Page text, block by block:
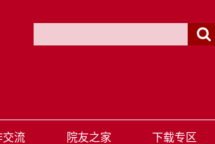
交流 院友之家 下载专区